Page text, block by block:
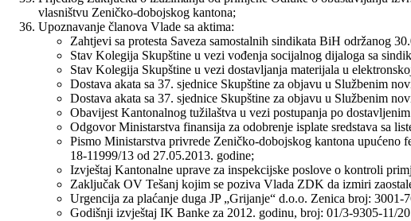
vlasništvu Zeničko-dobojskog kantona;
Upoznavanje članova Vlade sa aktima:
Zahtjevi sa protesta Saveza samostalnih sindikata BiH održanog
Stav Kolegija Skupštine u vezi vođenja socijalnog dijaloga sa
Stav Kolegija Skupštine u vezi dostavljanja materijala u
Dostava akata sa 37. sjednice Skupštine za objavu u Službenim
Dostava akata sa 37. sjednice Skupštine za objavu u Službenim
Obavijest Kantonalnog tužilaštva u vezi postupanja po
Odgovor Ministarstva finansija za odobrenje isplate sredstava sa
Pismo Ministarstva privrede Zeničko-dobojskog kantona upućeno
18-11999/13 od 27.05.2013. godine;
Izvještaj Kantonalne uprave za inspekcijske poslove o kontroli
Zaključak OV Tešanj kojim se poziva Vlada ZDK da izmiri
Urgencija za plaćanje duga JP „Grijanje“ d.o.o. Zenica broj: 3001-
Godišnji izvještaj IK Banke za 2012. godinu, broj: 01/3-9305-11/